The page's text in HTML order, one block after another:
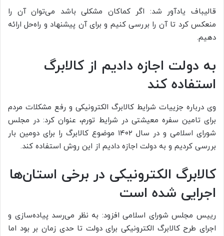
قالیباف یادآور شد: اگر کماکان مشکلی باشد می‌توان آن را
منعکس کرد تا آن را بررسی کنیم و برای آن پیشنهاد و راه‌حل ارائه
دهیم.
به دولت اجازه دادیم از کالابرگ
استفاده کند
وی درباره جزییات شرایط کالابرگ الکترونیکی و رفع مشکلات مردم
برای تامین سفره معیشتی در شرایط تورم، عنوان کرد: در مجلس
شورای اسلامی و در سال ۱۴۰۲ موضوع کالابرگ را برای دومین بار
بررسی کردیم و به دولت اجازه دادیم از این روش استفاده کند.
کالابرگ الکترونیکی در برخی استان‌ها
اجرایی شده است
رییس مجلس شورای اسلامی افزود: به نظر می‌رسد پیاده‌سازی و
اجرای طرح کالابرگ الکترونیکی برای دولت تا حدی زمان بر بود اما